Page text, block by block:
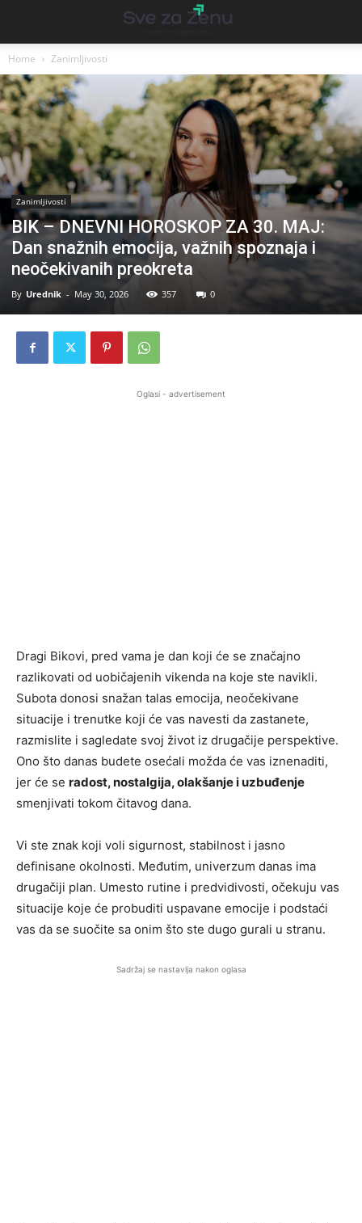
Home Zanimljivosti
Zanimljivosti
BIK – DNEVNI HOROSKOP ZA 30. MAJ:
Dan snažnih emocija, važnih spoznaja i
neočekivanih preokreta
By Urednik - May 30, 2026 357 0
Oglasi - advertisement
Dragi Bikovi, pred vama je dan koji će se značajno
razlikovati od uobičajenih vikenda na koje ste navikli.
Subota donosi snažan talas emocija, neočekivane
situacije i trenutke koji će vas navesti da zastanete,
razmislite i sagledate svoj život iz drugačije perspektive.
Ono što danas budete osećali možda će vas iznenaditi,
jer će se radost, nostalgija, olakšanje i uzbuđenje
smenjivati tokom čitavog dana.
Vi ste znak koji voli sigurnost, stabilnost i jasno
definisane okolnosti. Međutim, univerzum danas ima
drugačiji plan. Umesto rutine i predvidivosti, očekuju vas
situacije koje će probuditi uspavane emocije i podstaći
vas da se suočite sa onim što ste dugo gurali u stranu.
Sadržaj se nastavlja nakon oglasa